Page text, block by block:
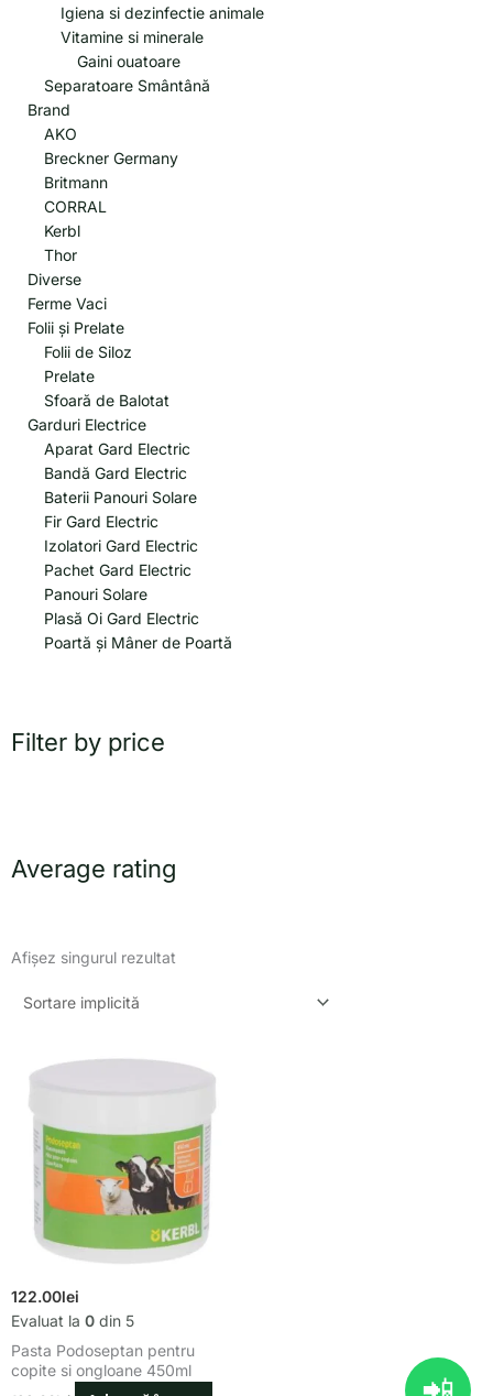
Igiena si dezinfectie animale
Vitamine si minerale
Gaini ouatoare
Separatoare Smântână
Brand
AKO
Breckner Germany
Britmann
CORRAL
Kerbl
Thor
Diverse
Ferme Vaci
Folii și Prelate
Folii de Siloz
Prelate
Sfoară de Balotat
Garduri Electrice
Aparat Gard Electric
Bandă Gard Electric
Baterii Panouri Solare
Fir Gard Electric
Izolatori Gard Electric
Pachet Gard Electric
Panouri Solare
Plasă Oi Gard Electric
Poartă și Mâner de Poartă
Filter by price
Average rating
Afișez singurul rezultat
122.00lei
Evaluat la 0 din 5
Pasta Podoseptan pentru
copite si ongloane 450ml